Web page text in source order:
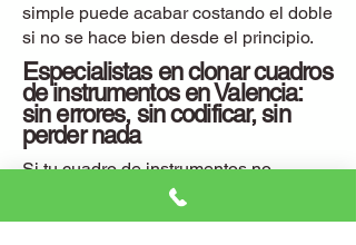
simple puede acabar costando el doble
si no se hace bien desde el principio.
Especialistas en clonar cuadros
de instrumentos en Valencia:
sin errores, sin codificar, sin
perder nada
Si tu cuadro de instrumentos no
enciende, da fallos, o simplemente está
empezando a comportarse de forma